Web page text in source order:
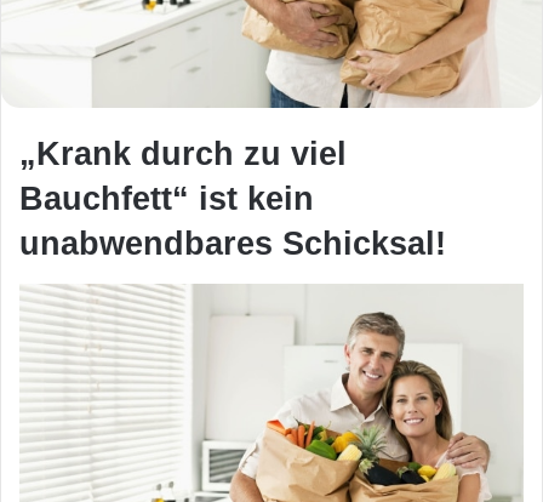
„Krank durch zu viel
Bauchfett“ ist kein
unabwendbares Schicksal!